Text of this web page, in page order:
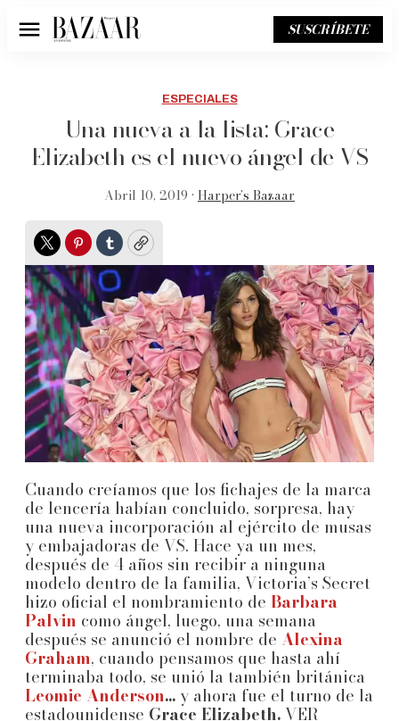
Menú SUSCRÍBETE
ESPECIALES
Una nueva a la lista: Grace
Elizabeth es el nuevo ángel de VS
Abril 10, 2019 • Harper’s Bazaar
TwitterPinterest
TumblrCopy
Cuando creíamos que los fichajes de la marca
de lencería habían concluido, sorpresa, hay
una nueva incorporación al ejército de musas
y embajadoras de VS. Hace ya un mes,
después de 4 años sin recibir a ninguna
modelo dentro de la familia, Victoria’s Secret
hizo oficial el nombramiento de Barbara
Palvin como ángel, luego, una semana
después se anunció el nombre de Alexina
Graham, cuando pensamos que hasta ahí
terminaba todo, se unió la también británica
Leomie Anderson... y ahora fue el turno de la
estadounidense Grace Elizabeth.VER